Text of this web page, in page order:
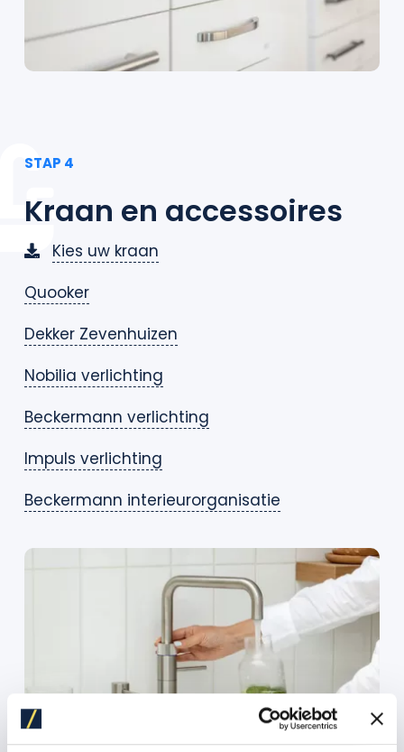
STAP 4
Kraan en accessoires
Kies uw kraan
Quooker
Dekker Zevenhuizen
Nobilia verlichting
Beckermann verlichting
Impuls verlichting
Beckermann interieurorganisatie